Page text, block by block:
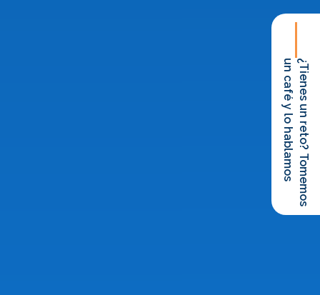
¿Tienes un reto? Tomemos
un café y lo hablamos